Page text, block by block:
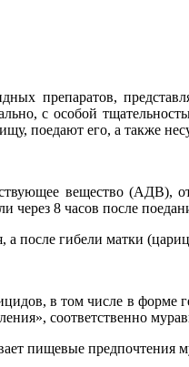
препаратов,
с особой
поедают его, а также
вещество (АДВ),
через 8 часов после
а после гибели матки
в том числе в форме
соответственно
пищевые предпочтения